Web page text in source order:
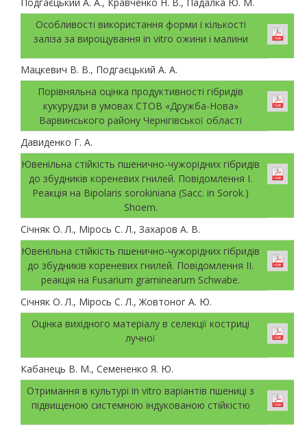
Особливості використання форми і кількості
заліза за вирощування in vitro ожини і малини
Мацкевич В. В., Подгаєцький А. А.
Порівняльна оцінка продуктивності гібридів
кукурудзи в умовах СТОВ «Дружба-Нова»
Варвинського району Чернігівської області
Давиденко Г. А.
Ювенільна стійкість пшенично-чужорідних гібридів
до збудників кореневих гнилей. Повідомлення І.
Реакція на Bipolaris sorokiniana (Sacc. in Sorok.)
Shoem.
Січняк О. Л., Мірось С. Л., Захаров А. В.
Ювенільна стійкість пшенично-чужорідних гібридів
до збудників кореневих гнилей. Повідомлення ІІ.
реакція на Fusarium graminearum Schwabe.
Січняк О. Л., Мірось С. Л., Жовтоног А. Ю.
Оцінка вихідного матеріалу в селекції костриці
лучної
Кабанець В. М., Семененко Я. Ю.
Отримання в культурі in vitro варіантів пшениці з
підвищеною системною індукованою стійкістю